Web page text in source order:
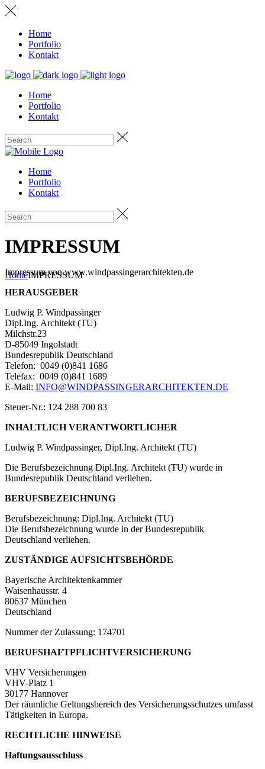
Home
Portfolio
Kontakt
Home
Portfolio
Kontakt
Home
Portfolio
Kontakt
IMPRESSUM
HomeIMPRESSUM
Impressum von www.windpassingerarchitekten.de
HERAUSGEBER
Ludwig P. Windpassinger
Dipl.Ing. Architekt (TU)
Milchstr.23
D-85049 Ingolstadt
Bundesrepublik Deutschland
Telefon: 0049 (0)841 1686
Telefax: 0049 (0)841 1689
E-Mail: INFO@WINDPASSINGERARCHITEKTEN.DE
Steuer-Nr.: 124 288 700 83
INHALTLICH VERANTWORTLICHER
Ludwig P. Windpassinger, Dipl.Ing. Architekt (TU)
Die Berufsbezeichnung Dipl.Ing. Architekt (TU) wurde in
Bundesrepublik Deutschland verliehen.
BERUFSBEZEICHNUNG
Berufsbezeichnung: Dipl.Ing. Architekt (TU)
Die Berufsbezeichnung wurde in der Bundesrepublik
Deutschland verliehen.
ZUSTÄNDIGE AUFSICHTSBEHÖRDE
Bayerische Architektenkammer
Waisenhausstr. 4
80637 München
Deutschland
Nummer der Zulassung: 174701
BERUFSHAFTPFLICHTVERSICHERUNG
VHV Versicherungen
VHV-Platz 1
30177 Hannover
Der räumliche Geltungsbereich des Versicherungsschutzes umfasst
Tätigkeiten in Europa.
RECHTLICHE HINWEISE
Haftungsausschluss